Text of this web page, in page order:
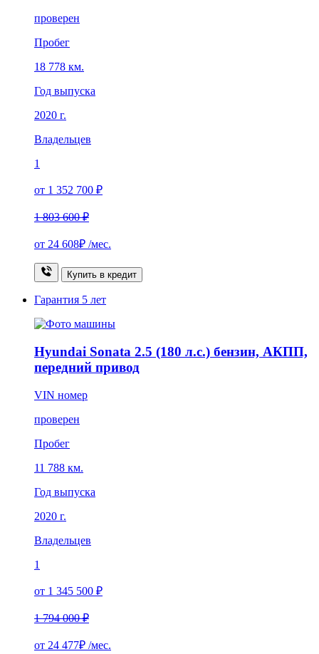
проверен
Пробег
18 778 км.
Год выпуска
2020 г.
Владельцев
1
от 1 352 700 ₽
1 803 600 ₽
от 24 608₽ /мес.
Купить в кредит
Гарантия 5 лет
Hyundai Sonata 2.5 (180 л.с.) бензин, АКПП,
передний привод
VIN номер
проверен
Пробег
11 788 км.
Год выпуска
2020 г.
Владельцев
1
от 1 345 500 ₽
1 794 000 ₽
от 24 477₽ /мес.